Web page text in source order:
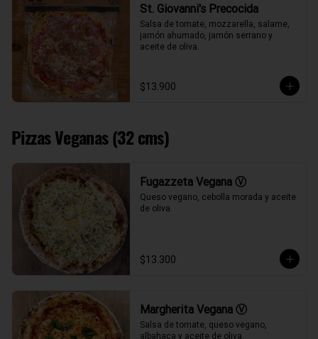
St. Giovanni's Precocida
Salsa de tomate, mozzarella, salame,
jamón ahumado, jamón serrano y
aceite de oliva.
$13.900
Pizzas Veganas (32 cms)
Fugazzeta Vegana Ⓥ
Queso vegano, cebolla morada y aceite
de oliva.
$13.300
Margherita Vegana Ⓥ
Salsa de tomate, queso vegano,
albahaca y aceite de oliva.